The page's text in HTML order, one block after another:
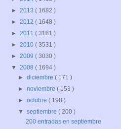
► 2013 ( 1682 )
► 2012 ( 1648 )
► 2011 ( 3181 )
► 2010 ( 3531 )
► 2009 ( 3030 )
▼ 2008 ( 1694 )
►diciembre( 171 )
►noviembre( 153 )
►octubre( 198 )
▼septiembre( 200 )
200 entradas en septiembre